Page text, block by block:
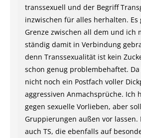
transsexuell und der Begriff
inzwischen für alles herhalten. Es
Grenze zwischen all dem und ich
ständig damit in Verbindung
denn Transsexualität ist kein
schon genug problembehaftet.
nicht noch ein Postfach voller
aggressiven Anmachsprüche. Ich
gegen sexuelle Vorlieben, aber
Gruppierungen außen vor
auch TS, die ebenfalls auf